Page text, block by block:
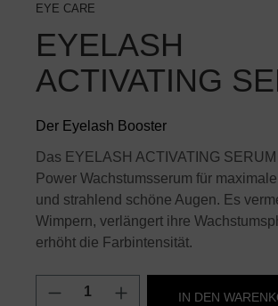
EYE CARE
EYELASH
ACTIVATING
Der Eyelash Booster
Das EYELASH ACTIVATING
Power Wachstumsserum für
und strahlend schöne Augen. Es
Wimpern, verlängert ihre
erhöht die Farbintensität.
Produkt Anzahl: Gib den
IN DEN